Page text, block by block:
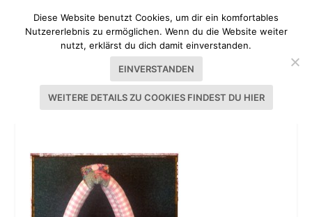
WIESN-TASCHE STOLZER PFAU
Diese Website benutzt Cookies, um dir ein komfortables
Nutzererlebnis zu ermöglichen. Wenn du die Website weiter
nutzt, erklärst du dich damit einverstanden.
EINVERSTANDEN
WEITERE DETAILS ZU COOKIES FINDEST DU HIER